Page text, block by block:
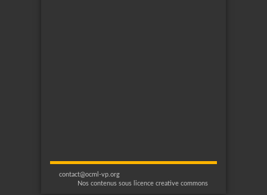
contact@ocml-vp.org
Nos contenus sous licence creative commons